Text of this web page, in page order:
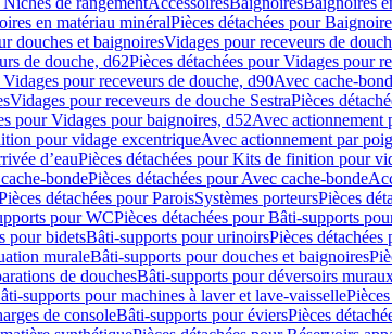
en matériau minéralPièces détachées pour
douches et baignoiresVidages pour receveurs de
de douche, d62Pièces détachées pour Vidages pour
pour receveurs de douche, d90Avec cache-
Vidages pour receveurs de douche SestraPièces
pour Vidages pour baignoires, d52Avec actionnement
pour vidage excentriqueAvec actionnement par
d’eauPièces détachées pour Kits de finition pour
bondePièces détachées pour Avec cache-bonde
détachées pour ParoisSystèmes porteursPièces
pour WCPièces détachées pour Bâti-supports
pour bidetsBâti-supports pour urinoirsPièces
muraleBâti-supports pour douches et baignoires
de douchesBâti-supports pour déversoirs
supports pour machines à laver et lave-vaisselle
de consoleBâti-supports pour éviersPièces